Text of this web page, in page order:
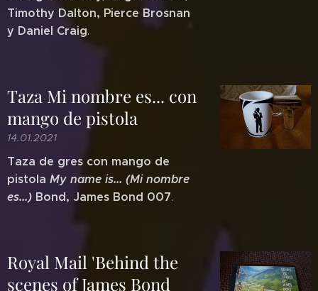
Timothy Dalton, Pierce Brosnan
y Daniel Craig.
Taza Mi nombre es... con
mango de pistola
14.01.2021
Taza de gres con mango de
pistola My name is... (Mi nombre
es...) Bond, James Bond 007.
Royal Mail 'Behind the
scenes of James Bond